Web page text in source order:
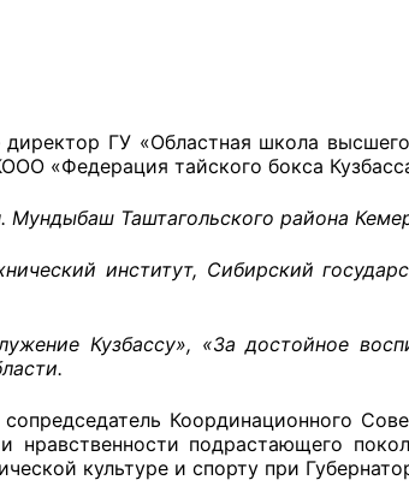
независимой оценки качества
директор ГУ «Областная школа
«Федерация тайского бокса
Мундыбаш Таштагольского района
институт, Сибирский
Кузбассу», «За достойное
Координационного
нравственности подрастающего
культуре и спорту при